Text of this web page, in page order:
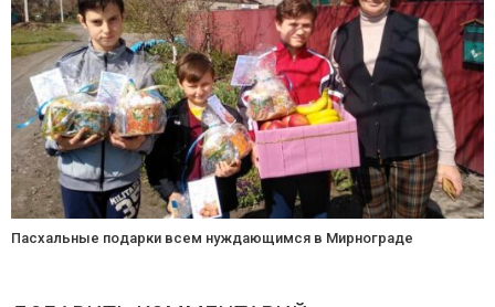
Пасхальные подарки всем нуждающимся в Мирнограде